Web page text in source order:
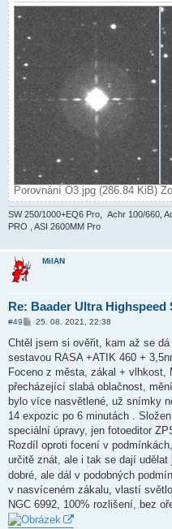
Porovnání O3.jpg (286.84 KiB)
SW 250/1000+EQ6 Pro, Achr 100/660,
PRO , ASI 2600MM Pro
MilAN
Re: Baader Ultra Highspeed
#49
P
s
p
ě
e
k
25. 08. 2021, 22:38
Chtěl jsem si ověřit, kam až se
sestavou RASA +ATIK 460 +
Foceno z města, zákal + vlhkost,
přecházející slabá oblačnost,
bylo více nasvětlené, už snímky
14 expozic po 6 minutách .
speciální úpravy, jen fotoeditor
Rozdíl oproti focení v
určitě znát, ale i tak se dají
dobré, ale dál v podobných
v nasvíceném zákalu, vlastí
NGC 6992, 100% rozlišení, bez